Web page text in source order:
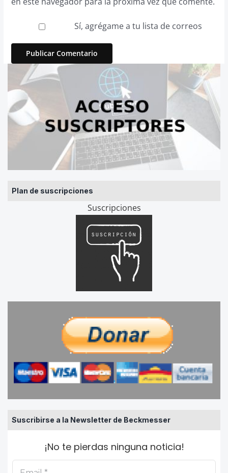
Plan de suscripciones
Suscripciones
Suscribirse a la Newsletter de Beckmesser
¡No te pierdas ninguna noticia!
Sí, agrégame a tu lista de correos